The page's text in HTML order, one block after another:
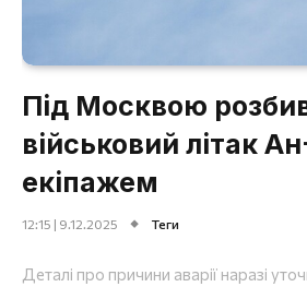
Під Москвою
військовий літак
екіпажем
12:15 | 9.12.2025 Теги
Деталі про причини аварії наразі